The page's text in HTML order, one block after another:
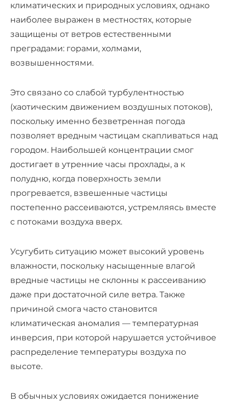
климатических и природных условиях, однако
наиболее выражен в местностях, которые
защищены от ветров естественными
преградами: горами, холмами,
возвышенностями.
Это связано со слабой турбулентностью
(хаотическим движением воздушных потоков),
поскольку именно безветренная погода
позволяет вредным частицам скапливаться над
городом. Наибольшей концентрации смог
достигает в утренние часы прохлады, а к
полудню, когда поверхность земли
прогревается, взвешенные частицы
постепенно рассеиваются, устремляясь вместе
с потоками воздуха вверх.
Усугубить ситуацию может высокий уровень
влажности, поскольку насыщенные влагой
вредные частицы не склонны к рассеиванию
даже при достаточной силе ветра. Также
причиной смога часто становится
климатическая аномалия — температурная
инверсия, при которой нарушается устойчивое
распределение температуры воздуха по
высоте.
В обычных условиях ожидается понижение